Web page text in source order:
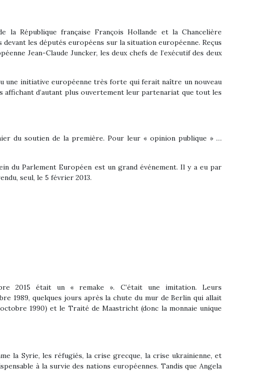
République française François Hollande et la Chancelière
les députés européens sur la situation européenne. Reçus
Jean-Claude Juncker, les deux chefs de l’exécutif des deux
une initiative européenne très forte qui ferait naître un nouveau
affichant d’autant plus ouvertement leur partenariat que tout les
du soutien de la première. Pour leur « opinion publique » …
du Parlement Européen est un grand événement. Il y a eu par
seul, le 5 février 2013.
2015 était un « remake ». C’était une imitation. Leurs
1989, quelques jours après la chute du mur de Berlin qui allait
1990) et le Traité de Maastricht (donc la monnaie unique
la Syrie, les réfugiés, la crise grecque, la crise ukrainienne, et
à la survie des nations européennes. Tandis que Angela